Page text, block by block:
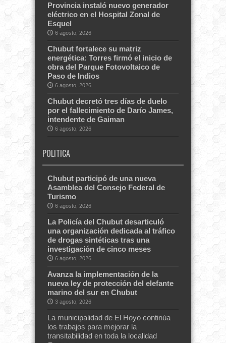
Provincia instaló nuevo generador
eléctrico en el Hospital Zonal de
Esquel
6 agosto, 2026
Chubut fortalece su matriz
energética: Torres firmó el inicio de
obra del Parque Fotovoltaico de
Paso de Indios
6 agosto, 2026
Chubut decretó tres días de duelo
por el fallecimiento de Darío James,
intendente de Gaiman
6 agosto, 2026
POLITICA
Chubut participó de una nueva
Asamblea del Consejo Federal de
Turismo
6 agosto, 2026
La Policía del Chubut desarticuló
una organización dedicada al tráfico
de drogas sintéticas tras una
investigación de cinco meses
6 agosto, 2026
Avanza la implementación de la
nueva ley de protección del elefante
marino del sur en Chubut
3 agosto, 2026
La municipalidad de El Hoyo continúa
los trabajos para mejorar la
transitabilidad en toda la localidad